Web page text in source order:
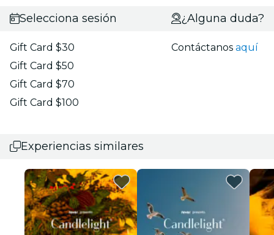
Selecciona sesión
Gift Card $30
Gift Card $50
Gift Card $70
Gift Card $100
¿Alguna duda?
Contáctanosaquí
Experiencias similares